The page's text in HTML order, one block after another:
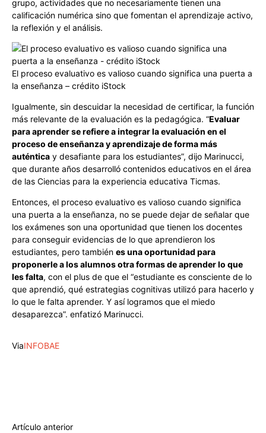
grupo, actividades que no necesariamente tienen una
calificación numérica sino que fomentan el aprendizaje activo,
la reflexión y el análisis.
El proceso evaluativo es valioso cuando significa una puerta a
la enseñanza – crédito iStock
Igualmente, sin descuidar la necesidad de certificar, la función
más relevante de la evaluación es la pedagógica. “Evaluar
para aprender se refiere a integrar la evaluación en el
proceso de enseñanza y aprendizaje de forma más
auténtica y desafiante para los estudiantes”, dijo Marinucci,
que durante años desarrolló contenidos educativos en el área
de las Ciencias para la experiencia educativa Ticmas.
Entonces, el proceso evaluativo es valioso cuando significa
una puerta a la enseñanza, no se puede dejar de señalar que
los exámenes son una oportunidad que tienen los docentes
para conseguir evidencias de lo que aprendieron los
estudiantes, pero también es una oportunidad para
proponerle a los alumnos otra formas de aprender lo que
les falta, con el plus de que el “estudiante es consciente de lo
que aprendió, qué estrategias cognitivas utilizó para hacerlo y
lo que le falta aprender. Y así logramos que el miedo
desaparezca”. enfatizó Marinucci.
ViaINFOBAE
Artículo anterior